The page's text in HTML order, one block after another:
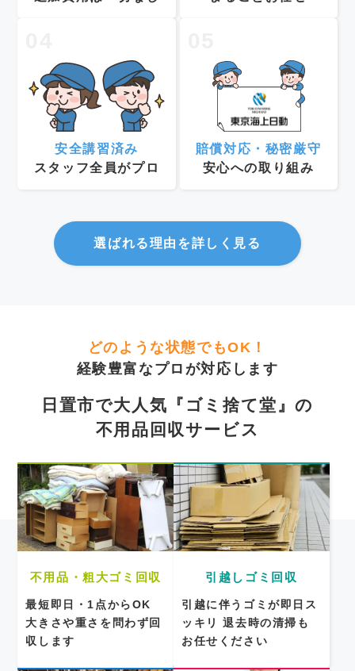
安全講習済み
スタッフ全員がプロ
賠償対応・秘密厳守
安心への取り組み
選ばれる理由を詳しく見る
どのような状態でもOK！
経験豊富なプロが対応します
日置市で大人気『ゴミ捨て堂』の
不用品回収サービス
不用品・粗大ゴミ回収
最短即日・1点からOK
大きさや重さを問わず回
収します
引越しゴミ回収
引越に伴うゴミが即日ス
ッキリ
退去時の清掃も
お任せください